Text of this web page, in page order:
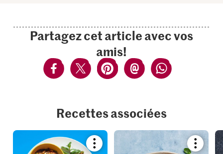
Partagez cet article avec vos
amis!
Recettes associées
Bookmark